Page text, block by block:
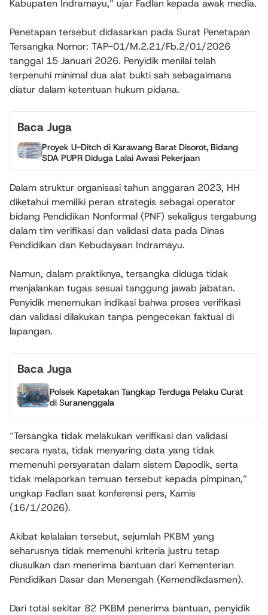
Kabupaten Indramayu,” ujar Fadlan kepada awak media.
Penetapan tersebut didasarkan pada Surat Penetapan
Tersangka Nomor: TAP-01/M.2.21/Fb.2/01/2026
tanggal 15 Januari 2026. Penyidik menilai telah
terpenuhi minimal dua alat bukti sah sebagaimana
diatur dalam ketentuan hukum pidana.
Baca Juga
Proyek U-Ditch di Karawang Barat Disorot, Bidang
SDA PUPR Diduga Lalai Awasi Pekerjaan
Dalam struktur organisasi tahun anggaran 2023, HH
diketahui memiliki peran strategis sebagai operator
bidang Pendidikan Nonformal (PNF) sekaligus tergabung
dalam tim verifikasi dan validasi data pada Dinas
Pendidikan dan Kebudayaan Indramayu.
Namun, dalam praktiknya, tersangka diduga tidak
menjalankan tugas sesuai tanggung jawab jabatan.
Penyidik menemukan indikasi bahwa proses verifikasi
dan validasi dilakukan tanpa pengecekan faktual di
lapangan.
Baca Juga
Polsek Kapetakan Tangkap Terduga Pelaku Curat
di Suranenggala
“Tersangka tidak melakukan verifikasi dan validasi
secara nyata, tidak menyaring data yang tidak
memenuhi persyaratan dalam sistem Dapodik, serta
tidak melaporkan temuan tersebut kepada pimpinan,”
ungkap Fadlan saat konferensi pers, Kamis
(16/1/2026).
Akibat kelalaian tersebut, sejumlah PKBM yang
seharusnya tidak memenuhi kriteria justru tetap
diusulkan dan menerima bantuan dari Kementerian
Pendidikan Dasar dan Menengah (Kemendikdasmen).
Dari total sekitar 82 PKBM penerima bantuan, penyidik